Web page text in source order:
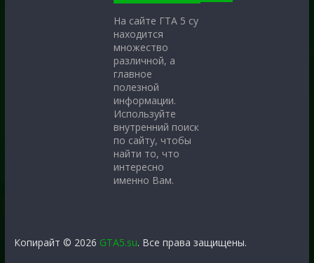
На сайте ГТА 5 су
находится
множество
различной, а
главное
полезной
информации.
Используйте
внутренний поиск
по сайту, чтобы
найти то, что
интересно
именно Вам.
Копирайт © 2026 GTA5.su. Все права защищены.